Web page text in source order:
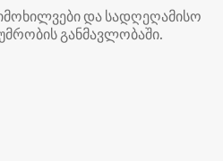
და სადღეღამისო
განმავლობაში.